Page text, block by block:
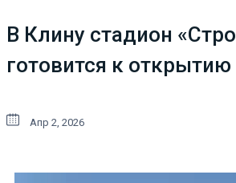
В Клину стадион
готовится к
Апр 2, 2026